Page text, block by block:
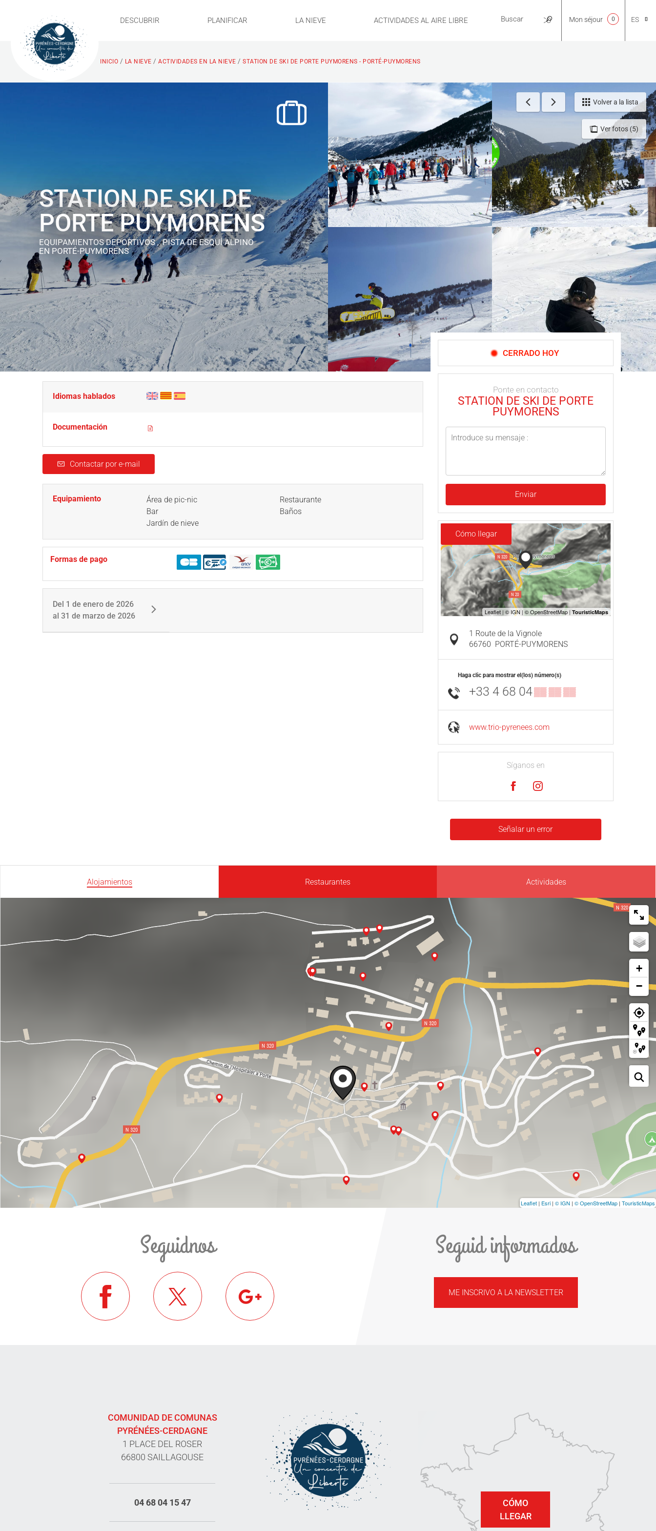
DESCUBRIR PLANIFICAR LA NIEVE ACTIVIDADES AL AIRE LIBRE PRÁCTICO
NL
EN
FR
ES
Mon séjour 0
INICIO / LA NIEVE / ACTIVIDADES EN LA NIEVE / STATION DE SKI DE PORTE PUYMORENS - PORTÉ-PUYMORENS
Ver fotos (5)
Volver a la lista
STATION DE SKI DE
PORTE PUYMORENS
EQUIPAMIENTOS DEPORTIVOS , PISTA DE ESQUÍ ALPINO
EN PORTÉ-PUYMORENS
Idiomas hablados
Documentación
Contactar por e-mail
Equipamiento
Área de pic-nic
Bar
Jardín de nieve
Restaurante
Baños
Formas de pago
Del 1 de enero de 2026
al 31 de marzo de 2026
CERRADO HOY
Ponte en contacto
STATION DE SKI DE PORTE
PUYMORENS
Enviar
Cómo llegar
1 Route de la Vignole
66760 PORTÉ-PUYMORENS
Haga clic para mostrar el(los) número(s)
+33 4 68 04▒▒ ▒▒ ▒▒
www.trio-pyrenees.com
Síganos en
Señalar un error
Alojamientos Restaurantes Actividades
+
−
Leaflet | Esri | © IGN | © OpenStreetMap | TouristicMaps
Seguidnos Seguid informados
ME INSCRIVO A LA NEWSLETTER
COMUNIDAD DE COMUNAS
PYRÉNÉES-CERDAGNE
1 PLACE DEL ROSER
66800 SAILLAGOUSE
04 68 04 15 47
CÓMO
LLEGAR